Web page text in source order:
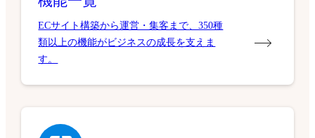
ECサイト構築から運営・集客まで、350種
類以上の機能がビジネスの成長を支えま
す。